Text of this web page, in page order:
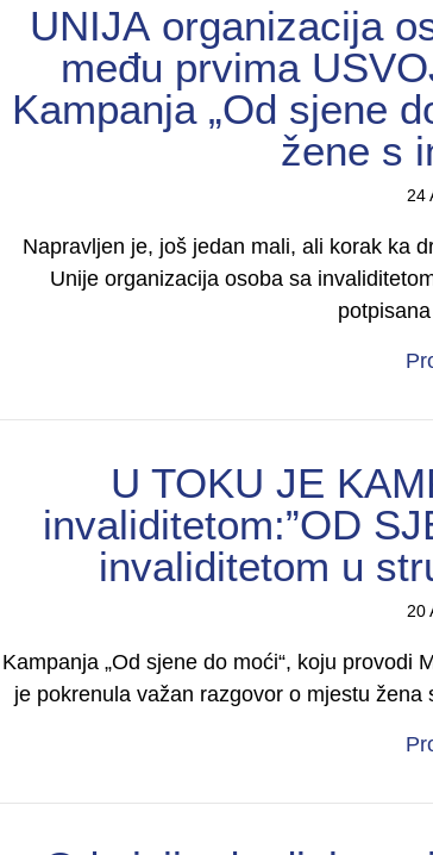
UNIJА organizacija
među prvima
Kampanja „Od sjene
žene s
24
Napravljen je, još jedan mali, ali korak ka
Unije organizacija osoba sa
U TOKU JE
invaliditetom:”OD
invaliditetom u
20
Kampanja „Od sjene do moći“, koju provodi
je pokrenula važan razgovor o mjestu